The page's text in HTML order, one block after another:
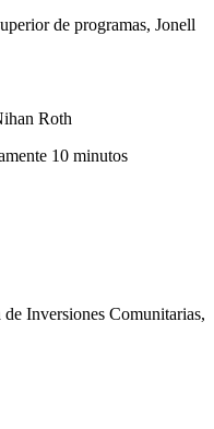
de programas, Jonell
Roth
10 minutos
Inversiones Comunitarias,